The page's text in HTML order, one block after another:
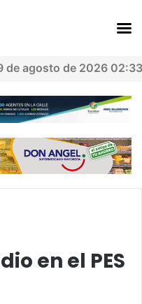
de agosto de 2026 02:33
en el PES